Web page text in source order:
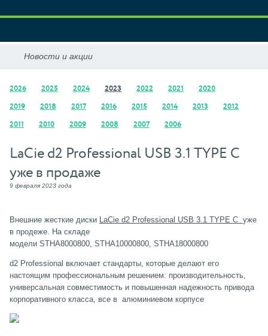
2026 2025 2024 2023 2022 2021 2020
2019 2018 2017 2016 2015 2014 2013 2012
2011 2010 2009 2008 2007 2006
LaCie d2 Professional USB 3.1 TYPE C
уже в продаже
9 февраля 2023 года
Внешние жесткие диски LaCie d2 Professional USB 3.1 TYPE C уже
в продеже. На складе
модели STHA8000800, STHA10000800, STHA18000800
d2 Professional включает стандарты, которые делают его
настоящим профессиональным решением: производительность,
универсальная совместимость и повышенная надежность привода
корпоративного класса, все в алюминиевом корпусе